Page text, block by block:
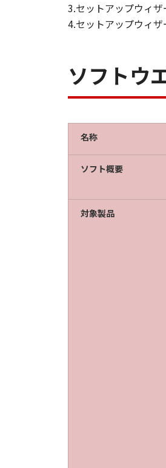
８．契約期
(1) 本契約
す。
(3) お客様
(4) お客様
９．U.S.
“米国政府
が適用され
(Sept
Users
chome,
本条項中
10．分離可
本契約書
3.セットアップウィザ
4.セットアップウィ
ソフトウ
名称
ソフト概要
対象製品